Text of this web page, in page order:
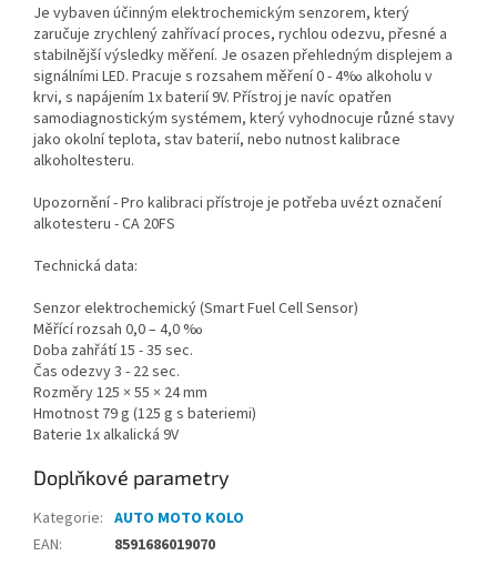
Je vybaven účinným elektrochemickým senzorem, který
zaručuje zrychlený zahřívací proces, rychlou odezvu, přesné a
stabilnější výsledky měření. Je osazen přehledným displejem a
signálními LED. Pracuje s rozsahem měření 0 - 4‰ alkoholu v
krvi, s napájením 1x baterií 9V. Přístroj je navíc opatřen
samodiagnostickým systémem, který vyhodnocuje různé stavy
jako okolní teplota, stav baterií, nebo nutnost kalibrace
alkoholtesteru.
Upozornění - Pro kalibraci přístroje je potřeba uvézt označení
alkotesteru - CA 20FS
Technická data:
Senzor elektrochemický (Smart Fuel Cell Sensor)
Měřící rozsah 0,0 – 4,0 ‰
Doba zahřátí 15 - 35 sec.
Čas odezvy 3 - 22 sec.
Rozměry 125 × 55 × 24 mm
Hmotnost 79 g (125 g s bateriemi)
Baterie 1x alkalická 9V
Doplňkové parametry
Kategorie: AUTO MOTO KOLO
EAN: 8591686019070